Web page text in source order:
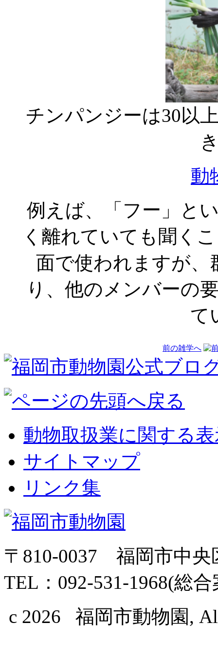
チンパンジーは30以
動
例えば、「フー」と
く離れていても聞く
面で使われますが、
り、他のメンバーの
て
前の雑学へ
動物取扱業に関する
サイトマップ
リンク集
〒810-0037 福岡市中央
TEL：092-531-1968(総
c 2026 福岡市動物園,